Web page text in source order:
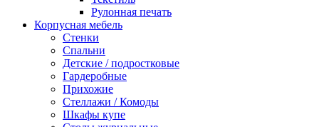
Рулонная печать
Корпусная мебель
Стенки
Спальни
Детские / подростковые
Гардеробные
Прихожие
Стеллажи / Комоды
Шкафы купе